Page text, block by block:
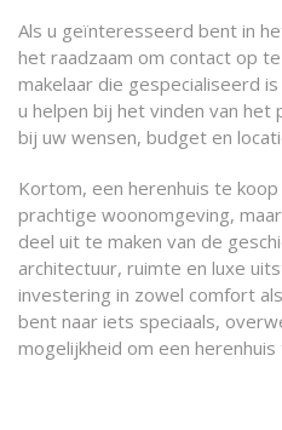
Als u geïnteresseerd bent in
het raadzaam om contact op
makelaar die gespecialiseerd
u helpen bij het vinden van
bij uw wensen, budget en
Kortom, een herenhuis te
prachtige woonomgeving,
deel uit te maken van de
architectuur, ruimte en luxe
investering in zowel comfort
bent naar iets speciaals,
mogelijkheid om een herenhuis